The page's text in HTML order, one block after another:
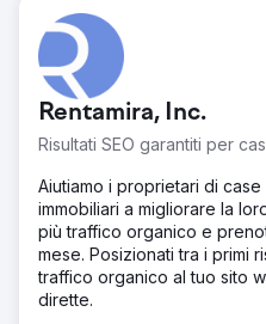
Rentamira, Inc.
Risultati SEO garantiti per
Aiutiamo i proprietari di
immobiliari a migliorare la
più traffico organico e
mese. Posizionati tra i primi
traffico organico al tuo sito
dirette.